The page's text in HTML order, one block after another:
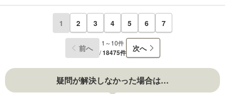
1 2 3 4 5 6 7
前へ
1～10件
/18475件 次へ
疑問が解決しなかった場合は…